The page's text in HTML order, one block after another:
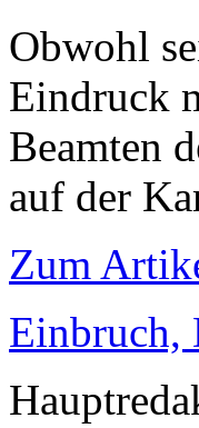
Obwohl
Eindruck
Beamten
auf der
Zum
Einbruch,